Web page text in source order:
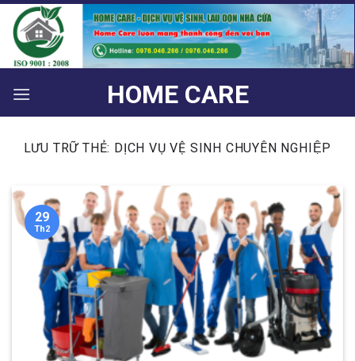
Bỏ
qua
nội
dung
HOME CARE
LƯU TRỮ THẺ: DỊCH VỤ VỆ SINH CHUYÊN NGHIỆP
29
Th2